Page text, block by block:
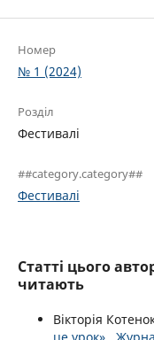
Номер
№ 1 (2024)
Розділ
Фестивалі
##category.category##
Фестивалі
Статті цього
читають
Вікторія